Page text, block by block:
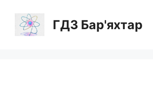
вмісту
ГДЗ Бар'яхтар